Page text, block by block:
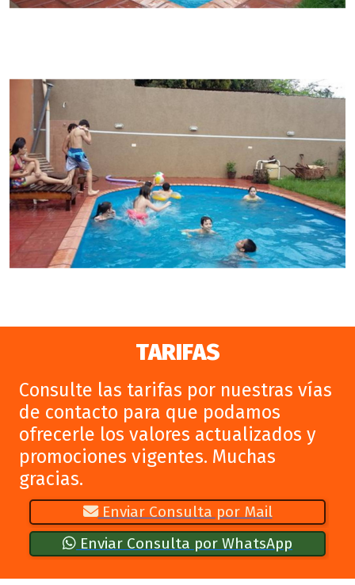
TARIFAS
Consulte las tarifas por nuestras vías
de contacto para que podamos
ofrecerle los valores actualizados y
promociones vigentes. Muchas
gracias.
Enviar Consulta por Mail
Enviar Consulta por WhatsApp